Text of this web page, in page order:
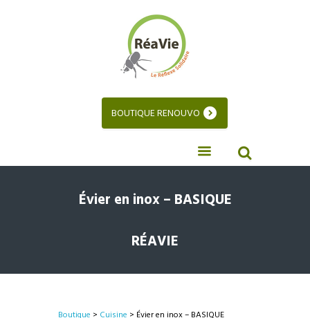
BOUTIQUE RENOUVO
Évier en inox – BASIQUE
RÉAVIE
Boutique > Cuisine > Évier en inox – BASIQUE